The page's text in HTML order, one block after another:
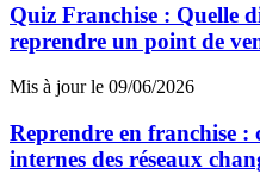
Quiz Franchise : Quelle
reprendre un point de
Mis à jour le 09/06/2026
Reprendre en franchise :
internes des réseaux